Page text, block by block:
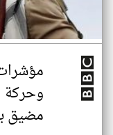
وحركة
مضيق